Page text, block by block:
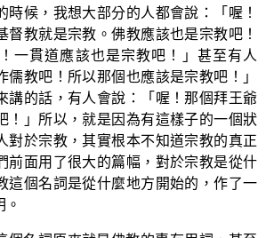
時候，我想大部分的人都會說：「喔！
督教就是宗教。佛教應該也是宗教吧！
一貫道應該也是宗教吧！」甚至有人
儒教吧！所以那個也應該是宗教吧！」
講的話，有人會說：「喔！那個拜王爺
！」所以，就是因為有這樣子的一個狀
對於宗教，其實根本不知道宗教的真正
前面用了很大的篇幅，對於宗教是從什
這個名詞是從什麼地方開始的，作了一